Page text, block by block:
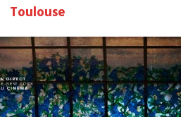
Toulouse